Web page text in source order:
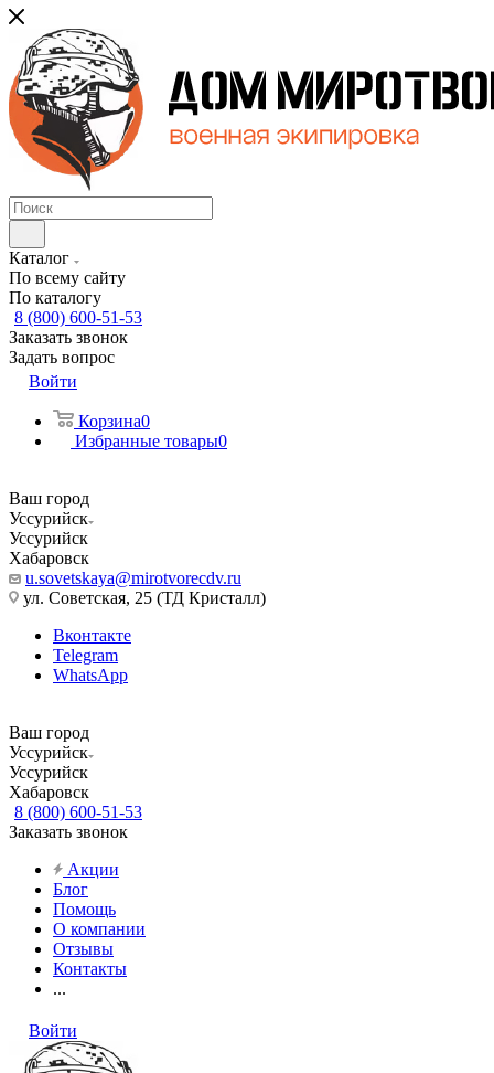
Каталог
По всему сайту
По каталогу
8 (800) 600-51-53
Заказать звонок
Задать вопрос
Войти
Корзина0
Избранные товары0
Ваш город
Уссурийск
Уссурийск
Хабаровск
u.sovetskaya@mirotvorecdv.ru
ул. Советская, 25 (ТД Кристалл)
Вконтакте
Telegram
WhatsApp
Ваш город
Уссурийск
Уссурийск
Хабаровск
8 (800) 600-51-53
Заказать звонок
Акции
Блог
Помощь
О компании
Отзывы
Контакты
...
Войти